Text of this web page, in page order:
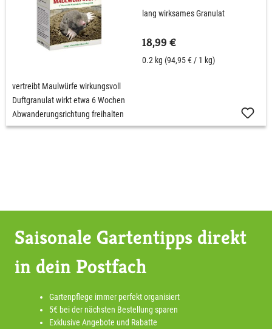
lang wirksames Granulat
18,99 €
0.2 kg (94,95 € / 1 kg)
vertreibt Maulwürfe wirkungsvoll
Duftgranulat wirkt etwa 6 Wochen
Abwanderungsrichtung freihalten
Saisonale Gartentipps direkt
in dein Postfach
Gartenpflege immer perfekt organisiert
5€ bei der nächsten Bestellung sparen
Exklusive Angebote und Rabatte